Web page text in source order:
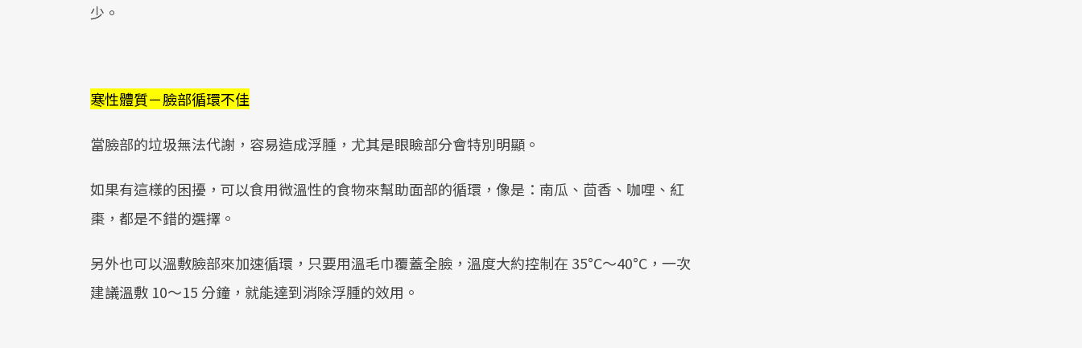
少。
寒性體質－臉部循環不佳
當臉部的垃圾無法代謝，容易造成浮腫，尤其是眼瞼部分會特別明顯。
如果有這樣的困擾，可以食用微溫性的食物來幫助面部的循環，像是：南瓜、茴香、咖哩、紅
棗，都是不錯的選擇。
另外也可以溫敷臉部來加速循環，只要用溫毛巾覆蓋全臉，溫度大約控制在 35°C～40°C，一次
建議溫敷 10～15 分鐘，就能達到消除浮腫的效用。